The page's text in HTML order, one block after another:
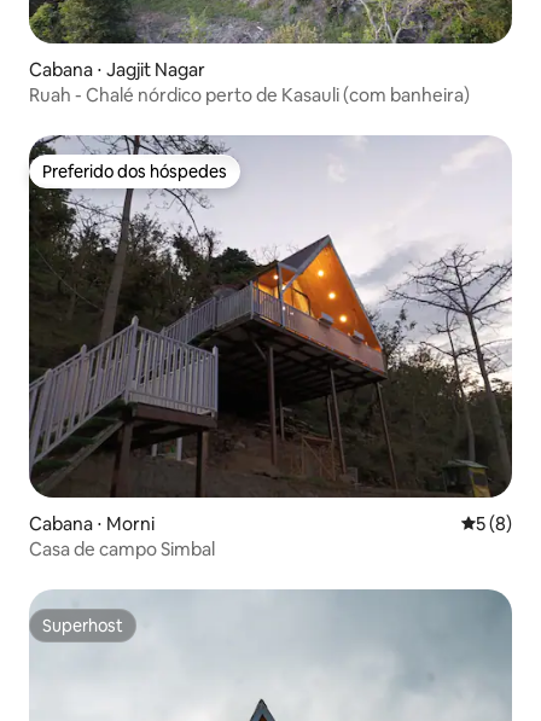
Cabana ⋅ Jagjit Nagar
Ruah - Chalé nórdico perto de Kasauli (com banheira)
Preferido dos hóspedes
Preferido dos hóspedes
Cabana ⋅ Morni 5 de
5 (8)
Casa de campo Simbal
Superhost
Superhost